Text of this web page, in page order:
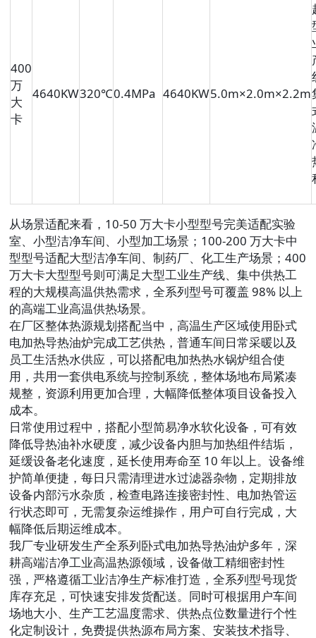
400
万
大
卡
4640KW320℃0.4MPa 4640KW5.0m×2.0m×2.2m
从场景适配来看，10-50 万大卡小型型号完美适配实验
室、小型洁净车间、小型加工场景；100-200 万大卡中
型型号适配大型洁净车间、制药厂、化工生产场景；400
万大卡大型型号则可满足大型工业生产线、集中供热工
程的大规模高温供热需求，全系列型号可覆盖 98% 以上
的高端工业高温供热场景。
在厂区整体热源规划搭配当中，高温生产区域使用卧式
电加热导热油炉完成工艺供热，普通车间日常采暖以及
员工生活热水供应，可以搭配电加热热水锅炉组合使
用，共用一套供电系统与控制系统，整体场地布局紧凑
规整，资源利用更加合理，大幅降低整体项目设备投入
成本。
日常使用过程中，搭配小型简易净水软化设备，可有效
降低导热油补水硬度，减少设备内胆与加热组件结垢，
延缓设备老化速度，延长使用寿命至 10 年以上。设备维
护简单便捷，每日只需清理进水过滤器杂物，定期排放
设备内部污水杂质，检查电路连接密封性、电加热管运
行状态即可，无需复杂运维操作，用户可自行完成，大
幅降低后期运维成本。
我厂专业研发生产全系列卧式电加热导热油炉多年，深
耕高端洁净工业高温热源领域，设备做工精细密封性
强，严格遵循工业洁净生产标准打造，全系列型号现货
库存充足，可快速安排发货配送。同时可根据用户车间
场地大小、生产工艺温度需求、供热点位数量进行个性
化定制设计，免费提供热源布局方案、安装技术指导、